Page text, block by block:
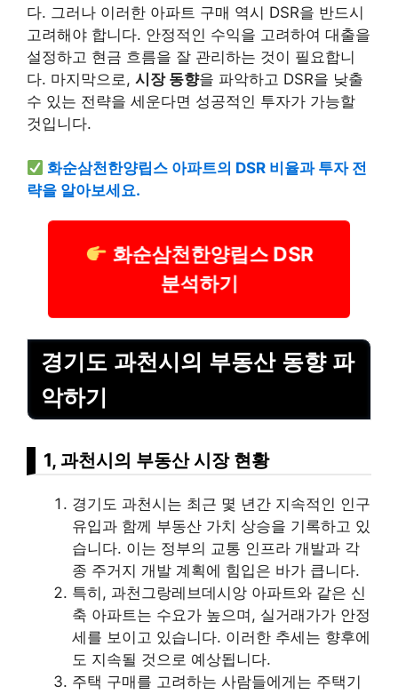
다. 그러나 이러한 아파트 구매 역시 DSR을 반드시
고려해야 합니다. 안정적인 수익을 고려하여 대출을
설정하고 현금 흐름을 잘 관리하는 것이 필요합니
다. 마지막으로, 시장 동향을 파악하고 DSR을 낮출
수 있는 전략을 세운다면 성공적인 투자가 가능할
것입니다.
화순삼천한양립스 아파트의 DSR 비율과 투자 전
략을 알아보세요.
화순삼천한양립스 DSR
분석하기
경기도 과천시의 부동산 동향 파
악하기
1, 과천시의 부동산 시장 현황
경기도 과천시는 최근 몇 년간 지속적인 인구
유입과 함께 부동산 가치 상승을 기록하고 있
습니다. 이는 정부의 교통 인프라 개발과 각
종 주거지 개발 계획에 힘입은 바가 큽니다.
특히, 과천그랑레브데시앙 아파트와 같은 신
축 아파트는 수요가 높으며, 실거래가가 안정
세를 보이고 있습니다. 이러한 추세는 향후에
도 지속될 것으로 예상됩니다.
주택 구매를 고려하는 사람들에게는 주택기